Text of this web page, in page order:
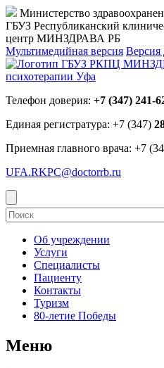
Министерство
ГБУЗ Республиканский
центр МИНЗДРАВА РБ
Мультимедийная версия Версия
Телефон доверия: +7 (347) 241-
Единая регистратура: +7 (347)
Приемная главного врача: +7
UFA.RKPC@doctorrb.ru
Об учреждении
Услуги
Специалисты
Пациенту
Контакты
Туризм
80-летие Победы
Меню